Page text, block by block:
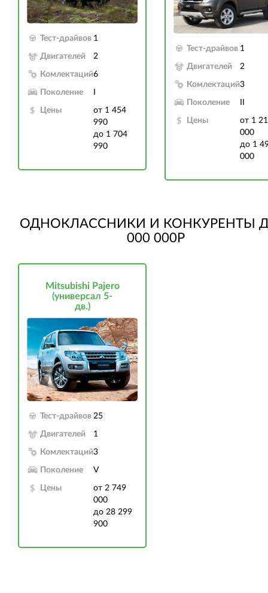
Тест-драйвов 1
Двигателей 2
Комлектаций6
Поколение
Цены
от 1 454
990
до 1 704
990
Тест-драйвов 1
Двигателей 2
Комлектаций3
Поколение
Цены
от 1
000
до 1
000
ОДНОКЛАССНИКИ И КОНКУРЕНТЫ
000 000Р
Mitsubishi Pajero
(универсал 5-
дв.)
Тест-драйвов 25
Двигателей 1
Комлектаций3
Поколение V
Цены
от 2 749
000
до 28 299
900